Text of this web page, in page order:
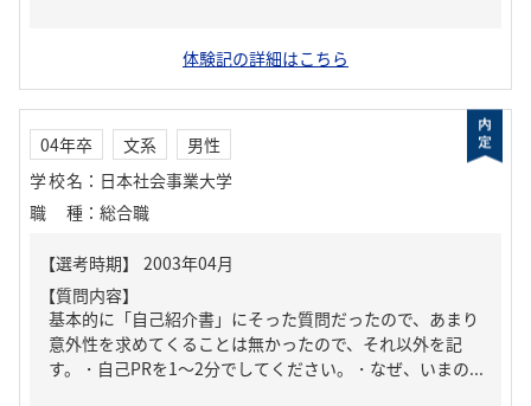
体験記の詳細はこちら
04年卒 文系
男性
学校名 ： 日本社会事業大学
職種 ： 総合職
【質問内容】
基本的に「自己紹介書」にそった質問だったので、あまり
意外性を求めてくることは無かったので、それ以外を記
す。・自己PRを1～2分でしてください。・なぜ、いまの...